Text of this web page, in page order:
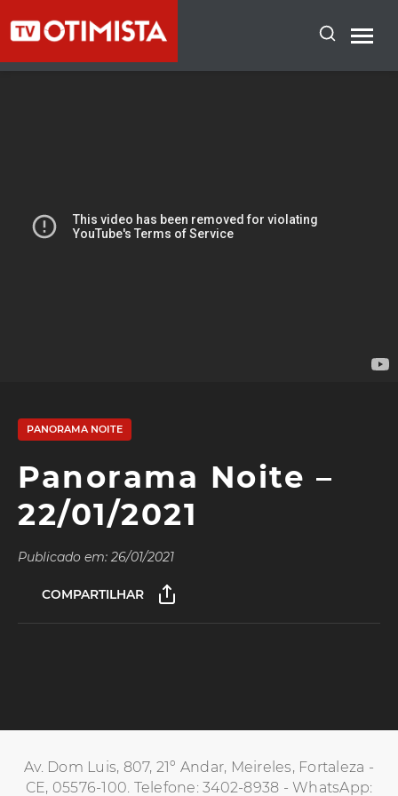
PANORAMA NOITE
Panorama Noite –
22/01/2021
Publicado em: 26/01/2021
COMPARTILHAR
Av. Dom Luis, 807, 21º Andar, Meireles, Fortaleza -
CE, 05576-100. Telefone: 3402-8938 - WhatsApp: